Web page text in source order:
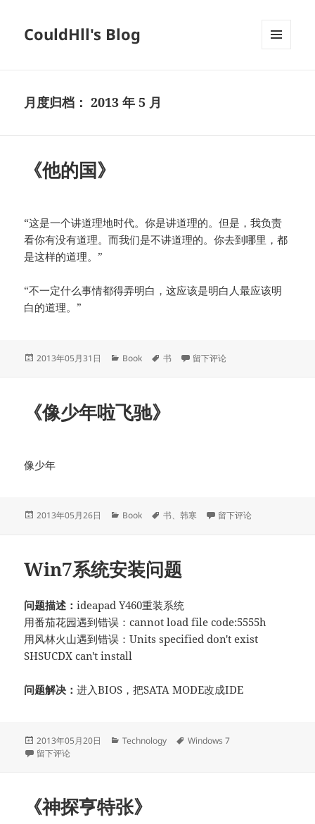
CouldHll's Blog
月度归档：2013 年 5 月
《他的国》
“这是一个讲道理地时代。你是讲道理的。但是，我负责
看你有没有道理。而我们是不讲道理的。你去到哪里，都
是这样的道理。”
“不一定什么事情都得弄明白，这应该是明白人最应该明
白的道理。”
发
2013年05月31日
分
Book
标
书 于《他的国》
留下评论
《像少年啦飞驰》
像少年
发
2013年05月26日
分
Book
标
书、韩寒 于《像少年啦飞驰》
留下评论
Win7系统安装问题
问题描述：ideapad Y460重装系统
用番茄花园遇到错误：cannot load file code:5555h
用风林火山遇到错误：Units specified don't exist
SHSUCDX can't install
问题解决：进入BIOS，把SATA MODE改成IDE
发
布
2013年05月20日
分
Technology
标
Windows 7
于Win7系统安装问题
留下评论
《神探亨特张》